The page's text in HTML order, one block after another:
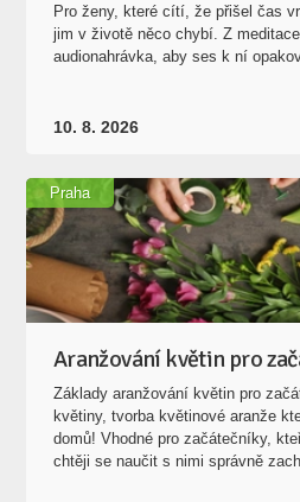
Pro ženy, které cítí, že přišel čas
jim v životě něco chybí. Z
audionahrávka, aby ses k ní
10. 8. 2026
Aranžování květin pro
Základy aranžování květin pro
květiny, tvorba květinové aranže
domů! Vhodné pro začátečníky,
chtěji se naučit s nimi správně
Praha